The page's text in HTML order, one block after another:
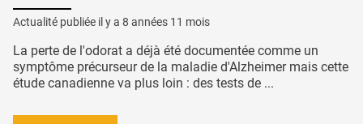
Actualité publiée il y a 8 années 11 mois
La perte de l'odorat a déjà été documentée comme un
symptôme précurseur de la maladie d'Alzheimer mais cette
étude canadienne va plus loin : des tests de ...